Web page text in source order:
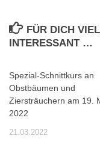
FÜR DICH
INTERESSANT …
Spezial-Schnittkurs an
Obstbäumen und
Ziersträuchern am 19.
2022
21.03.2022